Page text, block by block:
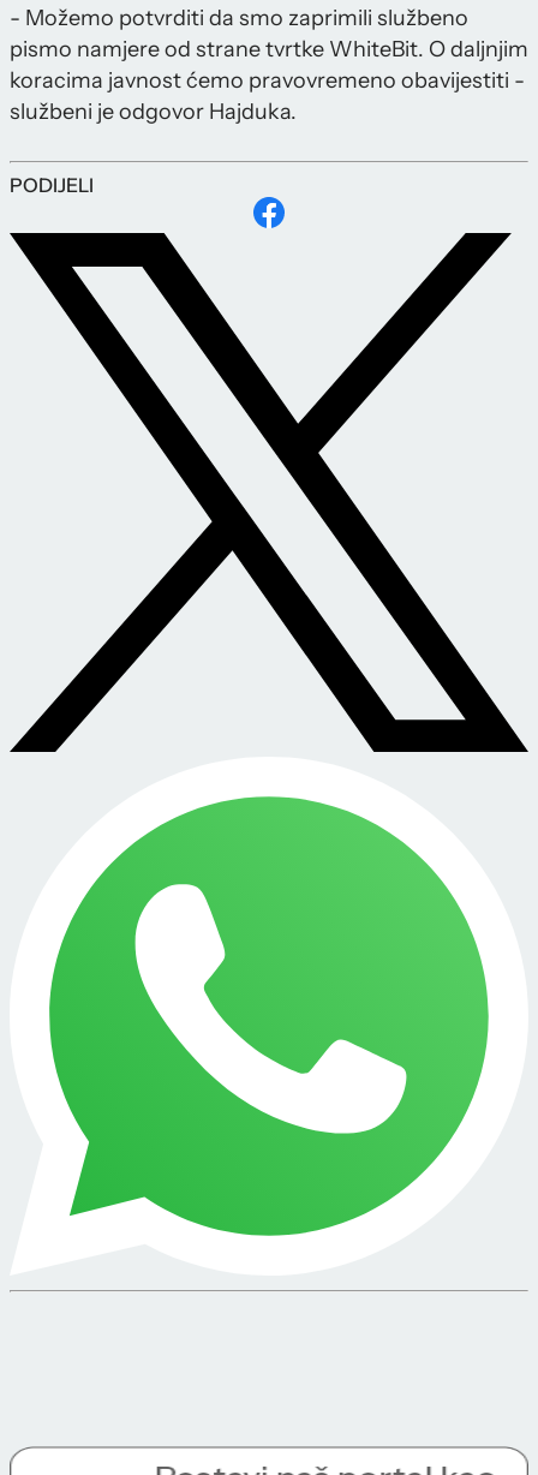
- Možemo potvrditi da smo zaprimili službeno
pismo namjere od strane tvrtke WhiteBit. O daljnjim
koracima javnost ćemo pravovremeno obavijestiti -
službeni je odgovor Hajduka.
PODIJELI